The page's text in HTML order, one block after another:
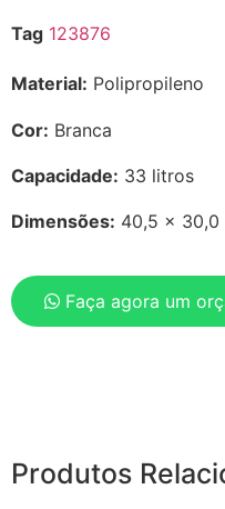
Tag 123876
Material: Polipropileno
Cor: Branca
Capacidade: 33 litros
Dimensões: 40,5 x 30,0
Faça agora um
Produtos